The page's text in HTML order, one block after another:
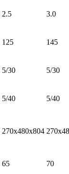
2.5 3.0
125 145
5/30 5/30
5/40 5/40
270x480x804
65 70